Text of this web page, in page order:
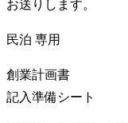
お送りします。
民泊 専用
創業計画書
記入準備シート